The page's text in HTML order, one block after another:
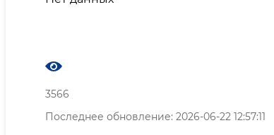
3566
Последнее обновление: 2026-06-22 12:57:11